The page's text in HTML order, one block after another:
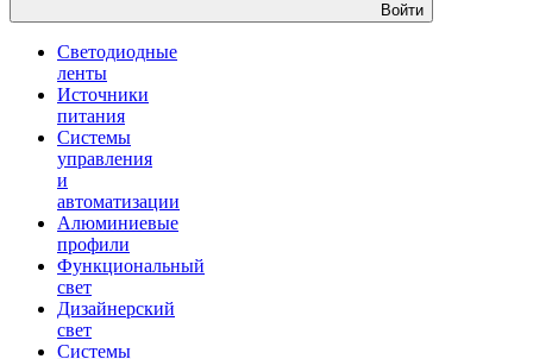
Войти
Светодиодные
ленты
Источники
питания
Системы
управления
и
автоматизации
Алюминиевые
профили
Функциональный
свет
Дизайнерский
свет
Системы